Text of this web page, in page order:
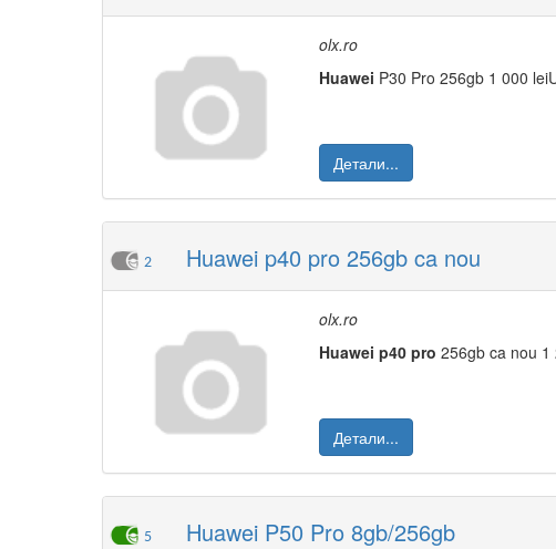
olx.ro
Huawei P30 Pro 256gb 1 000
Детали...
2 Huawei p40 pro 256gb ca nou
olx.ro
Huawei p40 pro 256gb ca nou 1
Детали...
5 Huawei P50 Pro 8gb/256gb